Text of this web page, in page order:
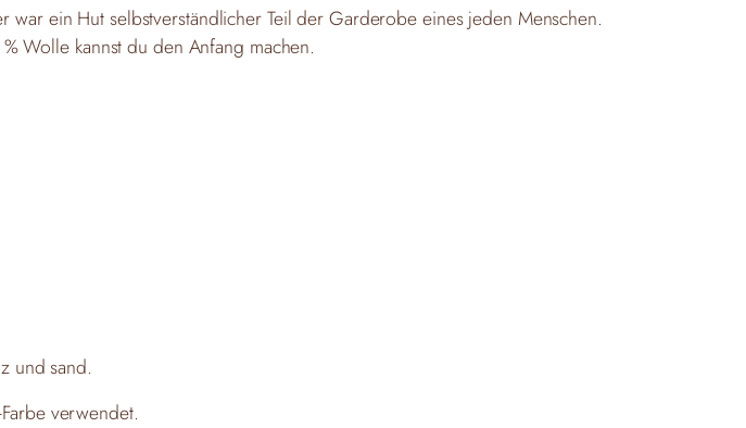
ein Hut selbstverständlicher Teil der Garderobe eines jeden Menschen.
Wolle kannst du den Anfang machen.
und sand.
verwendet.